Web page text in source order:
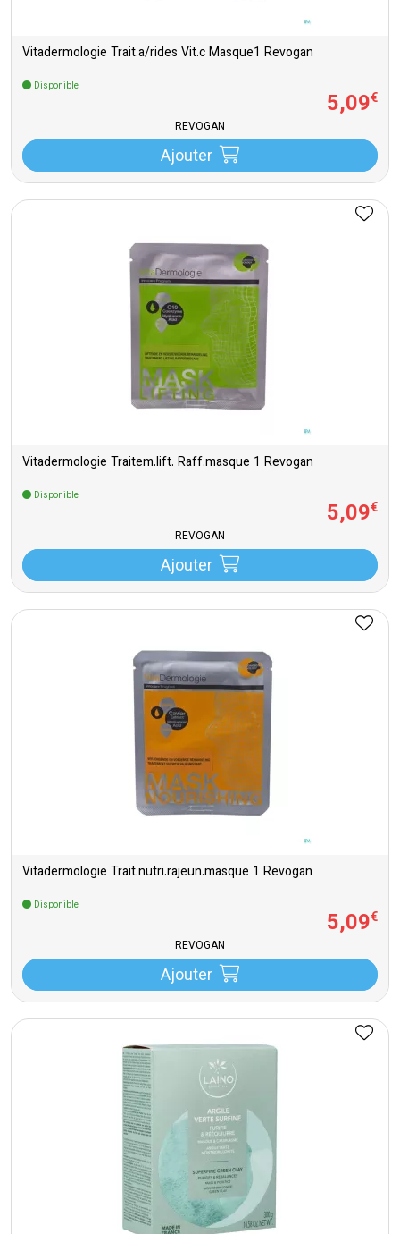
Vitadermologie Trait.a/rides Vit.c Masque1 Revogan
Disponible
5,09€
REVOGAN
Ajouter
Vitadermologie Traitem.lift. Raff.masque 1 Revogan
Disponible
5,09€
REVOGAN
Ajouter
Vitadermologie Trait.nutri.rajeun.masque 1 Revogan
Disponible
5,09€
REVOGAN
Ajouter